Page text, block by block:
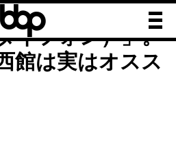
bb
】小籠包の「鼎
イフォン）」。
館は実はオスス